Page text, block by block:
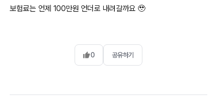
보험료는 언제 100만원 언더로 내려갈까요 🥹
0 공유하기